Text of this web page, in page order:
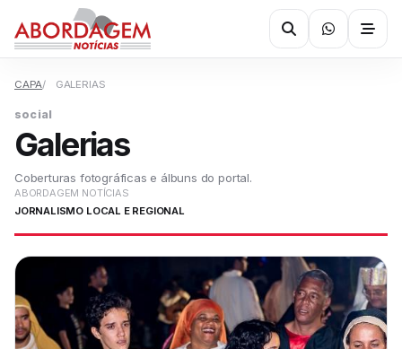
CAPA GALERIAS
social
Galerias
Coberturas fotográficas e álbuns do portal.
ABORDAGEM NOTÍCIAS
JORNALISMO LOCAL E REGIONAL